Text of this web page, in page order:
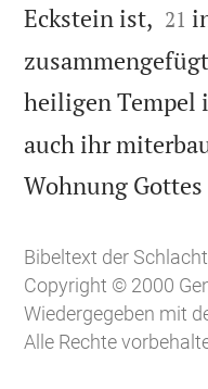
Eckstein ist, 

21
heiligen Tempel
auch ihr
Wohnung
Bibeltext der
Copyright © 2000
Wiedergegeben mit
Alle Rechte